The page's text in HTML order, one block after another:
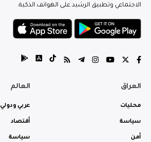
الاجتماعي وتطبيق الرشيد على الهواتف الذكية.
العراق
محليات
سياسة
أمن
العالم
عربي ودولي
أقتصاد
سياسة